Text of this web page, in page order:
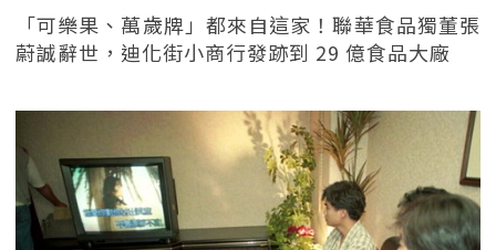
「可樂果、萬歲牌」都來自這家！聯華食品獨董張
蔚誠辭世，迪化街小商行發跡到 29 億食品大廠